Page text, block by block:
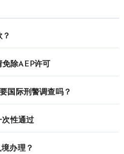
除AEP许可
国际刑警调查吗？
次性通过
办理？